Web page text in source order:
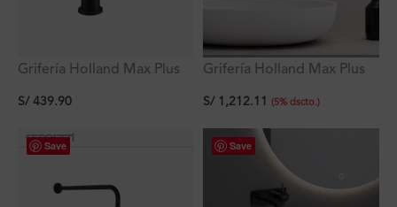
Grifería Holland Max Plus
Mueble
S/ 439.90
Grifería Holland Max Plus
Pared
S/1,212.11 (5% dscto.)
Save Save